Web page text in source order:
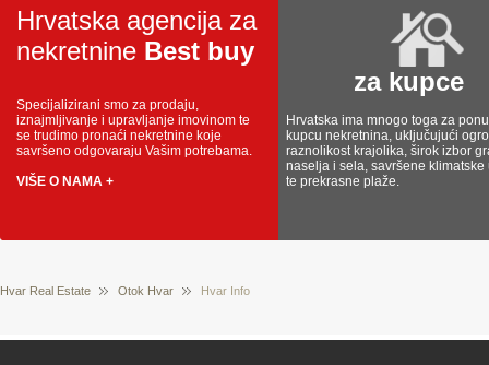
Hrvatska agencija za
nekretnine Best buy
Specijalizirani smo za prodaju,
iznajmljivanje i upravljanje imovinom te
se trudimo pronaći nekretnine koje
savršeno odgovaraju Vašim potrebama.
VIŠE O NAMA +
za kupce
Hrvatska ima mnogo toga za
kupcu nekretnina, uključujući
raznolikost krajolika, širok izbor
naselja i sela, savršene klimatske
te prekrasne plaže.
Hvar Real Estate Otok Hvar Hvar Info